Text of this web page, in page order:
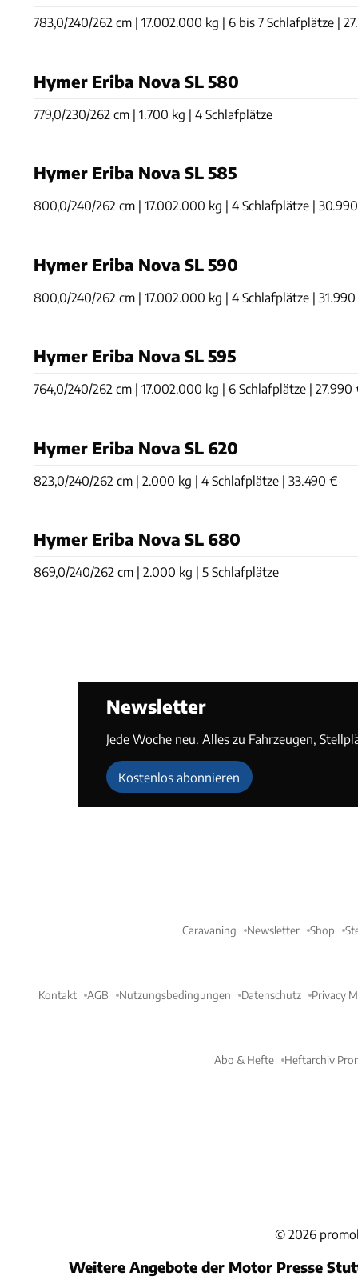
783,0/240/262 cm | 17.002.000 kg | 6 bis 7 Schlafplätze |
Hymer Eriba Nova SL 580
779,0/230/262 cm | 1.700 kg | 4 Schlafplätze
Hymer Eriba Nova SL 585
800,0/240/262 cm | 17.002.000 kg | 4 Schlafplätze |
Hymer Eriba Nova SL 590
800,0/240/262 cm | 17.002.000 kg | 4 Schlafplätze |
Hymer Eriba Nova SL 595
764,0/240/262 cm | 17.002.000 kg | 6 Schlafplätze | 27.990
Hymer Eriba Nova SL 620
823,0/240/262 cm | 2.000 kg | 4 Schlafplätze | 33.490 €
Hymer Eriba Nova SL 680
869,0/240/262 cm | 2.000 kg | 5 Schlafplätze
Newsletter
Jede Woche neu. Alles zu Fahrzeugen,
Kostenlos abonnieren
Caravaning Newsletter Shop
Kontakt AGB Nutzungsbedingungen Datenschutz Privacy
Abo & Hefte Heftarchiv
© 2026
Weitere Angebote der Motor Presse